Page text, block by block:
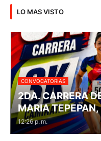
LO MAS VISTO
CONVOCATORIAS
2DA. CARRERA
MARIA
12:26 p. m.